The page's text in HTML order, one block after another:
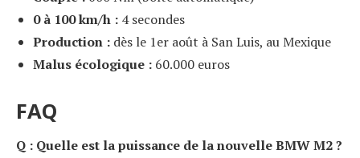
0 à 100 km/h :4 secondes
Production :dès le 1er août à San Luis, au Mexique
Malus écologique :60.000 euros
FAQ
Q : Quelle est la puissance de la nouvelle BMW M2 ?